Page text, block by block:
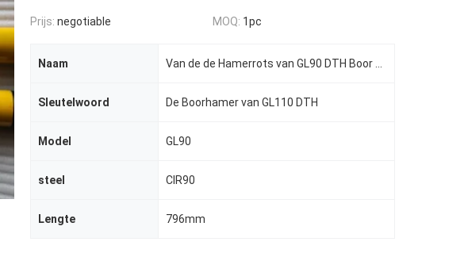
Prijs: negotiable MOQ: 1pc
Naam
Sleutelwoord De Boorhamer van GL110 DTH
Model GL90
steel CIR90
Lengte 796mm